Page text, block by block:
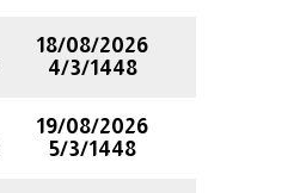
18/08/2026
4/3/1448
19/08/2026
5/3/1448